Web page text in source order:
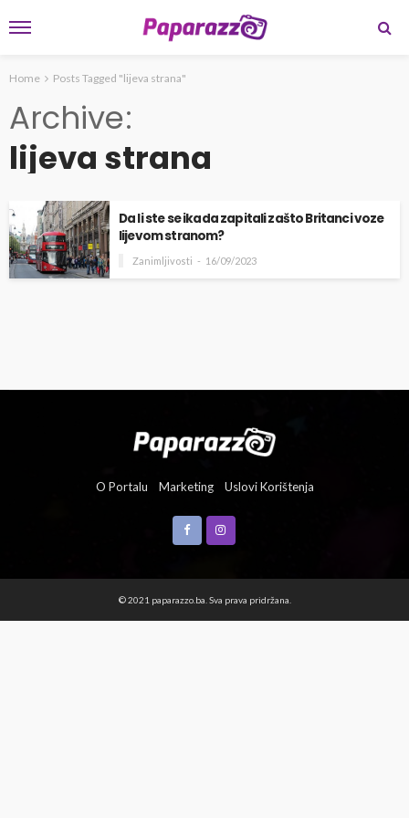
Home Posts Tagged "lijeva strana"
Archive
lijeva strana
Da li ste se ikada zapitali zašto Britanci voze
lijevom stranom?
Zanimljivosti 16/09/2023
O Portalu Marketing Uslovi Korištenja
© 2021 paparazzo.ba. Sva prava pridržana.